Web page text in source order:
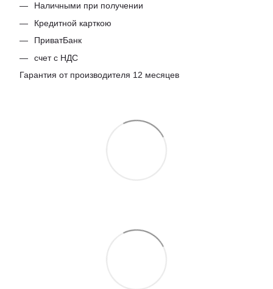
Наличными при получении
Кредитной карткою
ПриватБанк
счет с НДС
Гарантия от производителя 12 месяцев